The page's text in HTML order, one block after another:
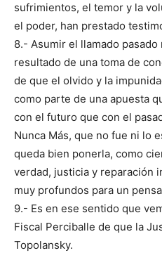
sufrimientos, el temor y la
el poder, han prestado
8.- Asumir el llamado
resultado de una toma de
de que el olvido y la
como parte de una apuesta
con el futuro que con el
Nunca Más, que no fue ni lo
queda bien ponerla, como
verdad, justicia y reparación
muy profundos para un
9.- Es en ese sentido que
Fiscal Perciballe de que la
Topolansky.